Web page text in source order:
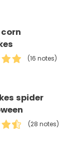
(16 notes)
spider
(28 notes)